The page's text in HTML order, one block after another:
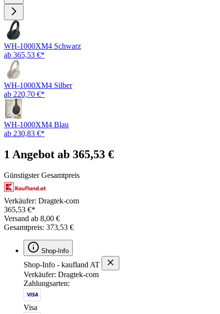
WH-1000XM4 Schwarz
ab 365,53 €*
WH-1000XM4 Silber
ab 220,70 €*
WH-1000XM4 Blau
ab 230,83 €*
1 Angebot ab 365,53 €
Günstigster Gesamtpreis
Verkäufer: Dragtek-com
365,53 €*
Versand ab 8,00 €
Gesamtpreis: 373,53 €
Shop-Info
Shop-Info - kaufland AT
Verkäufer: Dragtek-com
Zahlungsarten:
Visa